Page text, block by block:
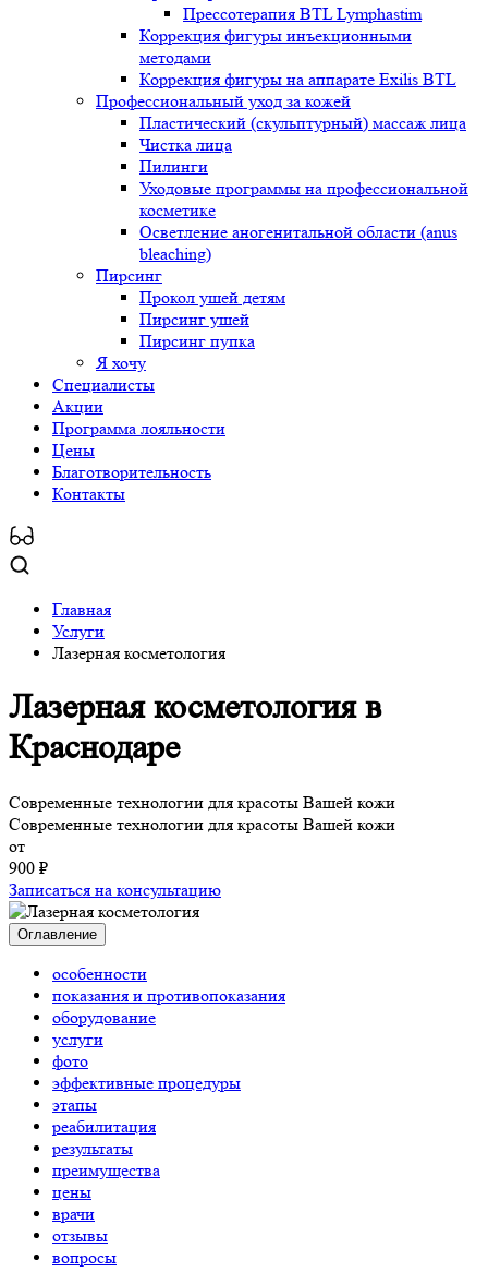
Прессотерапия BTL Lymphastim
Коррекция фигуры инъекционными
методами
Коррекция фигуры на аппарате Exilis BTL
Профессиональный уход за кожей
Пластический (скульптурный) массаж лица
Чистка лица
Пилинги
Уходовые программы на профессиональной
косметике
Осветление аногенитальной области (anus
bleaching)
Пирсинг
Прокол ушей детям
Пирсинг ушей
Пирсинг пупка
Я хочу
Специалисты
Акции
Программа лояльности
Цены
Благотворительность
Контакты
Главная
Услуги
Лазерная косметология
Лазерная косметологияв
Краснодаре
Современные технологии для красоты Вашей кожи
Современные технологии для красоты Вашей кожи
от
900 ₽
Записаться на консультацию
Оглавление
особенности
показания и противопоказания
оборудование
услуги
фото
эффективные процедуры
этапы
реабилитация
результаты
преимущества
цены
врачи
отзывы
вопросы